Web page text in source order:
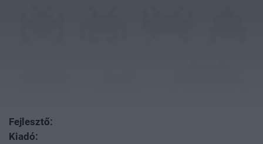
Fejlesztő:
Kiadó: